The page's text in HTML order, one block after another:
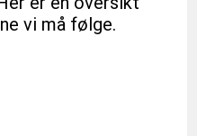
vi må følge.